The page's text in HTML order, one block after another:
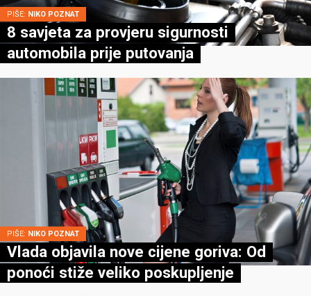
PIŠE: NIKO POZNAT
8 savjeta za provjeru sigurnosti
automobila prije putovanja
PIŠE: NIKO POZNAT
Vlada objavila nove cijene goriva: Od
ponoći stiže veliko poskupljenje